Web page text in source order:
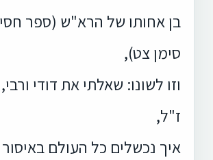
בן אחותו של הרא"ש (ספר
סימן צט),
וזו לשונו: שאלתי את דודי
ז"ל,
איך נכשלים כל העולם